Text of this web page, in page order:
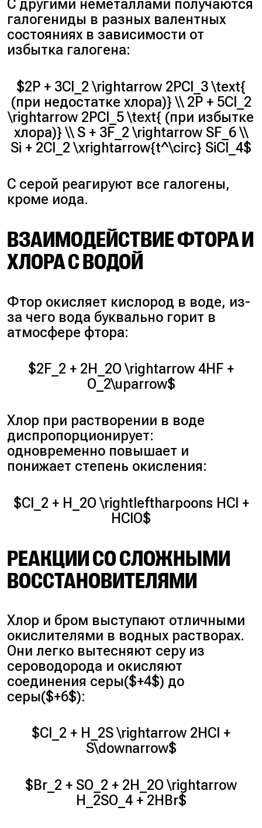
С другими неметаллами получаются
галогениды в разных валентных
состояниях в зависимости от
избытка галогена:
$2P + 3Cl_2 \rightarrow 2PCl_3 \text{
(при недостатке хлора)} \\ 2P + 5Cl_2
\rightarrow 2PCl_5 \text{ (при избытке
хлора)} \\ S + 3F_2 \rightarrow SF_6 \\
Si + 2Cl_2 \xrightarrow{t^\circ} SiCl_4$
С серой реагируют все галогены,
кроме иода.
ВЗАИМОДЕЙСТВИЕ ФТОРА И
ХЛОРА С ВОДОЙ
Фтор окисляет кислород в воде, из-
за чего вода буквально горит в
атмосфере фтора:
$2F_2 + 2H_2O \rightarrow 4HF +
O_2\uparrow$
Хлор при растворении в воде
диспропорционирует:
одновременно повышает и
понижает степень окисления:
$Cl_2 + H_2O \rightleftharpoons HCl +
HClO$
РЕАКЦИИ СО СЛОЖНЫМИ
ВОССТАНОВИТЕЛЯМИ
Хлор и бром выступают отличными
окислителями в водных растворах.
Они легко вытесняют серу из
сероводорода и окисляют
соединения серы($+4$) до
серы($+6$):
$Cl_2 + H_2S \rightarrow 2HCl +
S\downarrow$
$Br_2 + SO_2 + 2H_2O \rightarrow
H_2SO_4 + 2HBr$